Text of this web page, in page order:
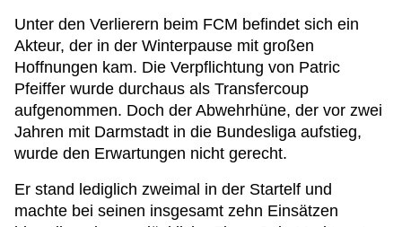
Unter den Verlierern beim FCM befindet sich ein
Akteur, der in der Winterpause mit großen
Hoffnungen kam. Die Verpflichtung von Patric
Pfeiffer wurde durchaus als Transfercoup
aufgenommen. Doch der Abwehrhüne, der vor zwei
Jahren mit Darmstadt in die Bundesliga aufstieg,
wurde den Erwartungen nicht gerecht.
Er stand lediglich zweimal in der Startelf und
machte bei seinen insgesamt zehn Einsätzen